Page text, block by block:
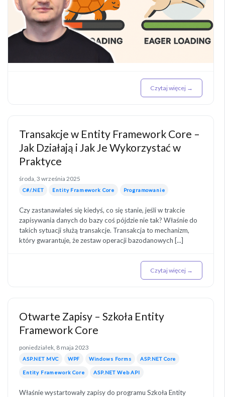
Czytaj więcej →
Transakcje w Entity Framework Core –
Jak Działają i Jak Je Wykorzystać w
Praktyce
środa, 3 września 2025
C#/.NET Entity Framework Core Programowanie
Czy zastanawiałeś się kiedyś, co się stanie, jeśli w trakcie
zapisywania danych do bazy coś pójdzie nie tak? Właśnie do
takich sytuacji służą transakcje. Transakcja to mechanizm,
który gwarantuje, że zestaw operacji bazodanowych [...]
Czytaj więcej →
Otwarte Zapisy – Szkoła Entity
Framework Core
poniedziałek, 8 maja 2023
ASP.NET MVC WPF Windows Forms ASP.NET Core
Entity Framework Core ASP.NET Web API
Właśnie wystartowały zapisy do programu Szkoła Entity